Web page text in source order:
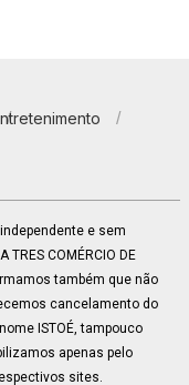
independente e sem
COMÉRCIO DE
também que não
cancelamento do
ISTOÉ, tampouco
apenas pelo
sites.